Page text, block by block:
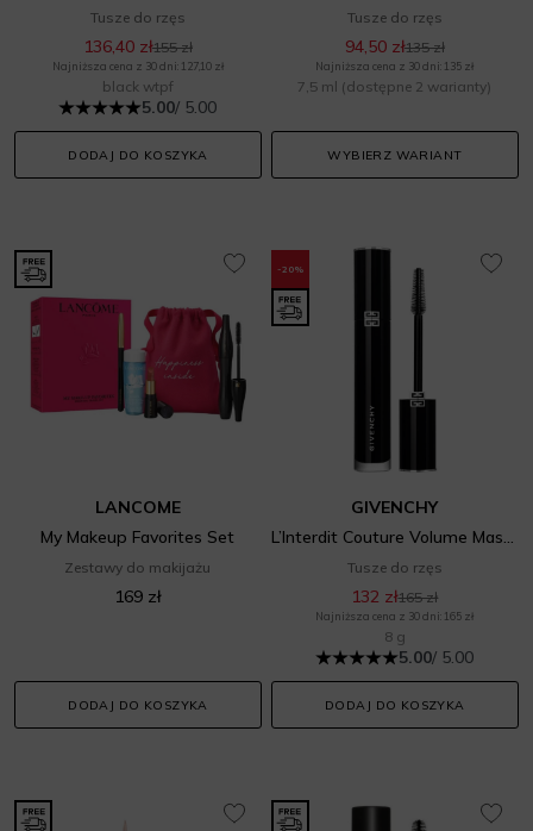
Tusze do rzęs
136,40 zł155 zł
Najniższa cena z 30 dni: 127,10 zł
black wtpf
5.00/ 5.00
DODAJ DO KOSZYKA
Tusze do rzęs
94,50 zł135 zł
Najniższa cena z 30 dni: 135 zł
7,5 ml (dostępne 2 warianty)
WYBIERZ WARIANT
LANCOME
My Makeup Favorites Set
Zestawy do makijażu
169 zł
DODAJ DO KOSZYKA
-20%
GIVENCHY
L’Interdit Couture Volume Mascara
Tusze do rzęs
132 zł165 zł
Najniższa cena z 30 dni: 165 zł
8 g
5.00/ 5.00
DODAJ DO KOSZYKA